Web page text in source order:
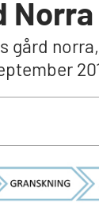
Norra
gård